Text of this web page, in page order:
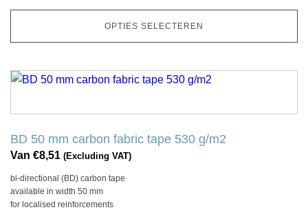
OPTIES SELECTEREN
op
productpagina
BD 50 mm carbon fabric tape 530 g/m2
Van €8,51 (Excluding VAT)
bi-directional (BD) carbon tape
available in width 50 mm
for localised reinforcements
Dit
heeft
variaties.
optie
kan